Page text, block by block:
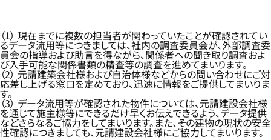
（1） 現在までに複数の担当者が関わっていたことが確認されてい
るデータ流用等につきましては、社内の調査委員会が、外部調査委
員会の指導および助言を得ながら、関係者への聞き取り調査およ
び入手可能な関係書類の精査等の調査を進めてまいります。
（2） 元請建築会社様および自治体様などからの問い合わせにご対
応差し上げる窓口を定めており、迅速に情報をご提供してまいりま
す。
（3） データ流用等が確認された物件については、元請建設会社様
を通じて施主様等にできるだけ早くお伝えできるよう、データ提供
などさらなるご協力をしてまいります。また、その建物の現状の安全
性確認につきましても、元請建設会社様にご協力してまいります。